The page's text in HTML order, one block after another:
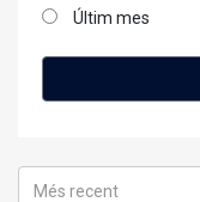
Últim mes
Més recent